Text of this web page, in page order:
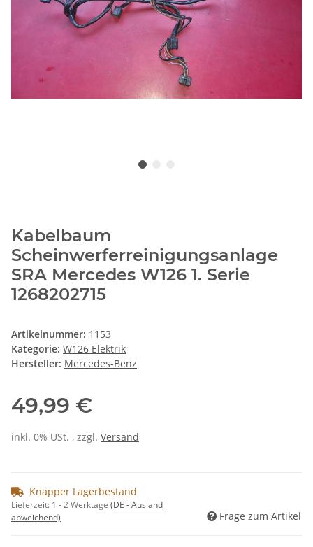
Kabelbaum
Scheinwerferreinigungsanlage
SRA Mercedes W126 1. Serie
1268202715
Artikelnummer: 1153
Kategorie: W126 Elektrik
Hersteller: Mercedes-Benz
49,99 €
inkl. 0% USt. , zzgl. Versand
Knapper Lagerbestand
Lieferzeit: 1 - 2 Werktage (DE - Ausland
abweichend)
Frage zum Artikel